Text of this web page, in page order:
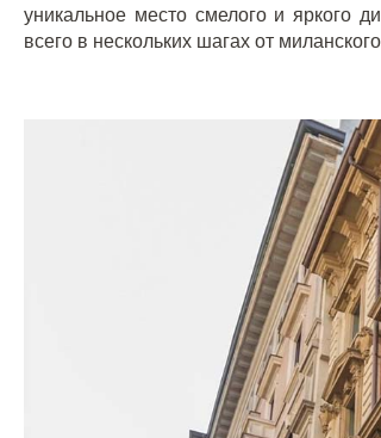
уникальное место смелого и яркого
всего в нескольких шагах от